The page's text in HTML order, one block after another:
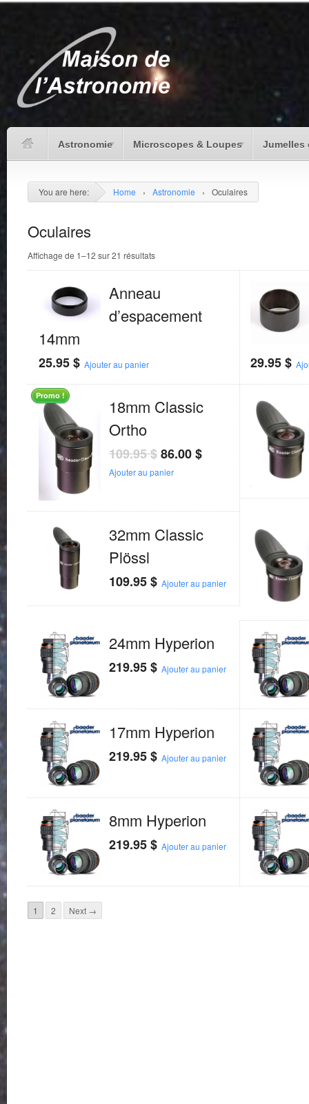
Astronomie Microscopes & Loupes Jumelles
You are here: Home › Astronomie › Oculaires
Oculaires
Affichage de 1–12 sur 21 résultats
Anneau
d’espacement
14mm
25.95$ Ajouter au panier 29.95$
Promo !
18mm Classic
Ortho
109.95$ 86.00$
Ajouter au panier
32mm Classic
Plössl
109.95$ Ajouter au panier
24mm Hyperion
219.95$ Ajouter au panier
17mm Hyperion
219.95$ Ajouter au panier
8mm Hyperion
219.95$ Ajouter au panier
1 2 Next →